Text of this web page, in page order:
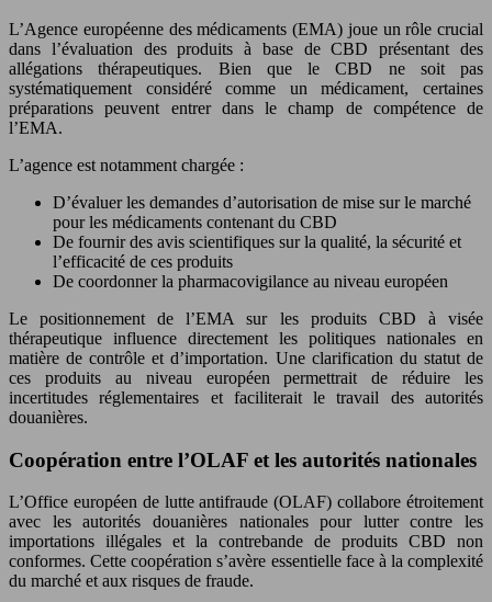
L’Agence européenne des médicaments (EMA) joue un rôle crucial
dans l’évaluation des produits à base de CBD présentant des
allégations thérapeutiques. Bien que le CBD ne soit pas
systématiquement considéré comme un médicament, certaines
préparations peuvent entrer dans le champ de compétence de
l’EMA.
L’agence est notamment chargée :
D’évaluer les demandes d’autorisation de mise sur le marché
pour les médicaments contenant du CBD
De fournir des avis scientifiques sur la qualité, la sécurité et
l’efficacité de ces produits
De coordonner la pharmacovigilance au niveau européen
Le positionnement de l’EMA sur les produits CBD à visée
thérapeutique influence directement les politiques nationales en
matière de contrôle et d’importation. Une clarification du statut de
ces produits au niveau européen permettrait de réduire les
incertitudes réglementaires et faciliterait le travail des autorités
douanières.
Coopération entre l’OLAF et les autorités nationales
L’Office européen de lutte antifraude (OLAF) collabore étroitement
avec les autorités douanières nationales pour lutter contre les
importations illégales et la contrebande de produits CBD non
conformes. Cette coopération s’avère essentielle face à la complexité
du marché et aux risques de fraude.